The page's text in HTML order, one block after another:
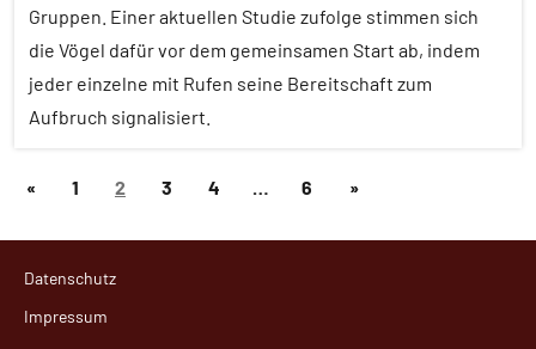
aktuell
Fortbewegung
Wirbeltiere
Gruppen. Einer aktuellen Studie zufolge stimmen sich
die Vögel dafür vor dem gemeinsamen Start ab, indem
jeder einzelne mit Rufen seine Bereitschaft zum
Aufbruch signalisiert.
Themen
Seitennummerierung
«Vorherige
1 2 3 4 6
Nächste
»
Datenschutz
Impressum